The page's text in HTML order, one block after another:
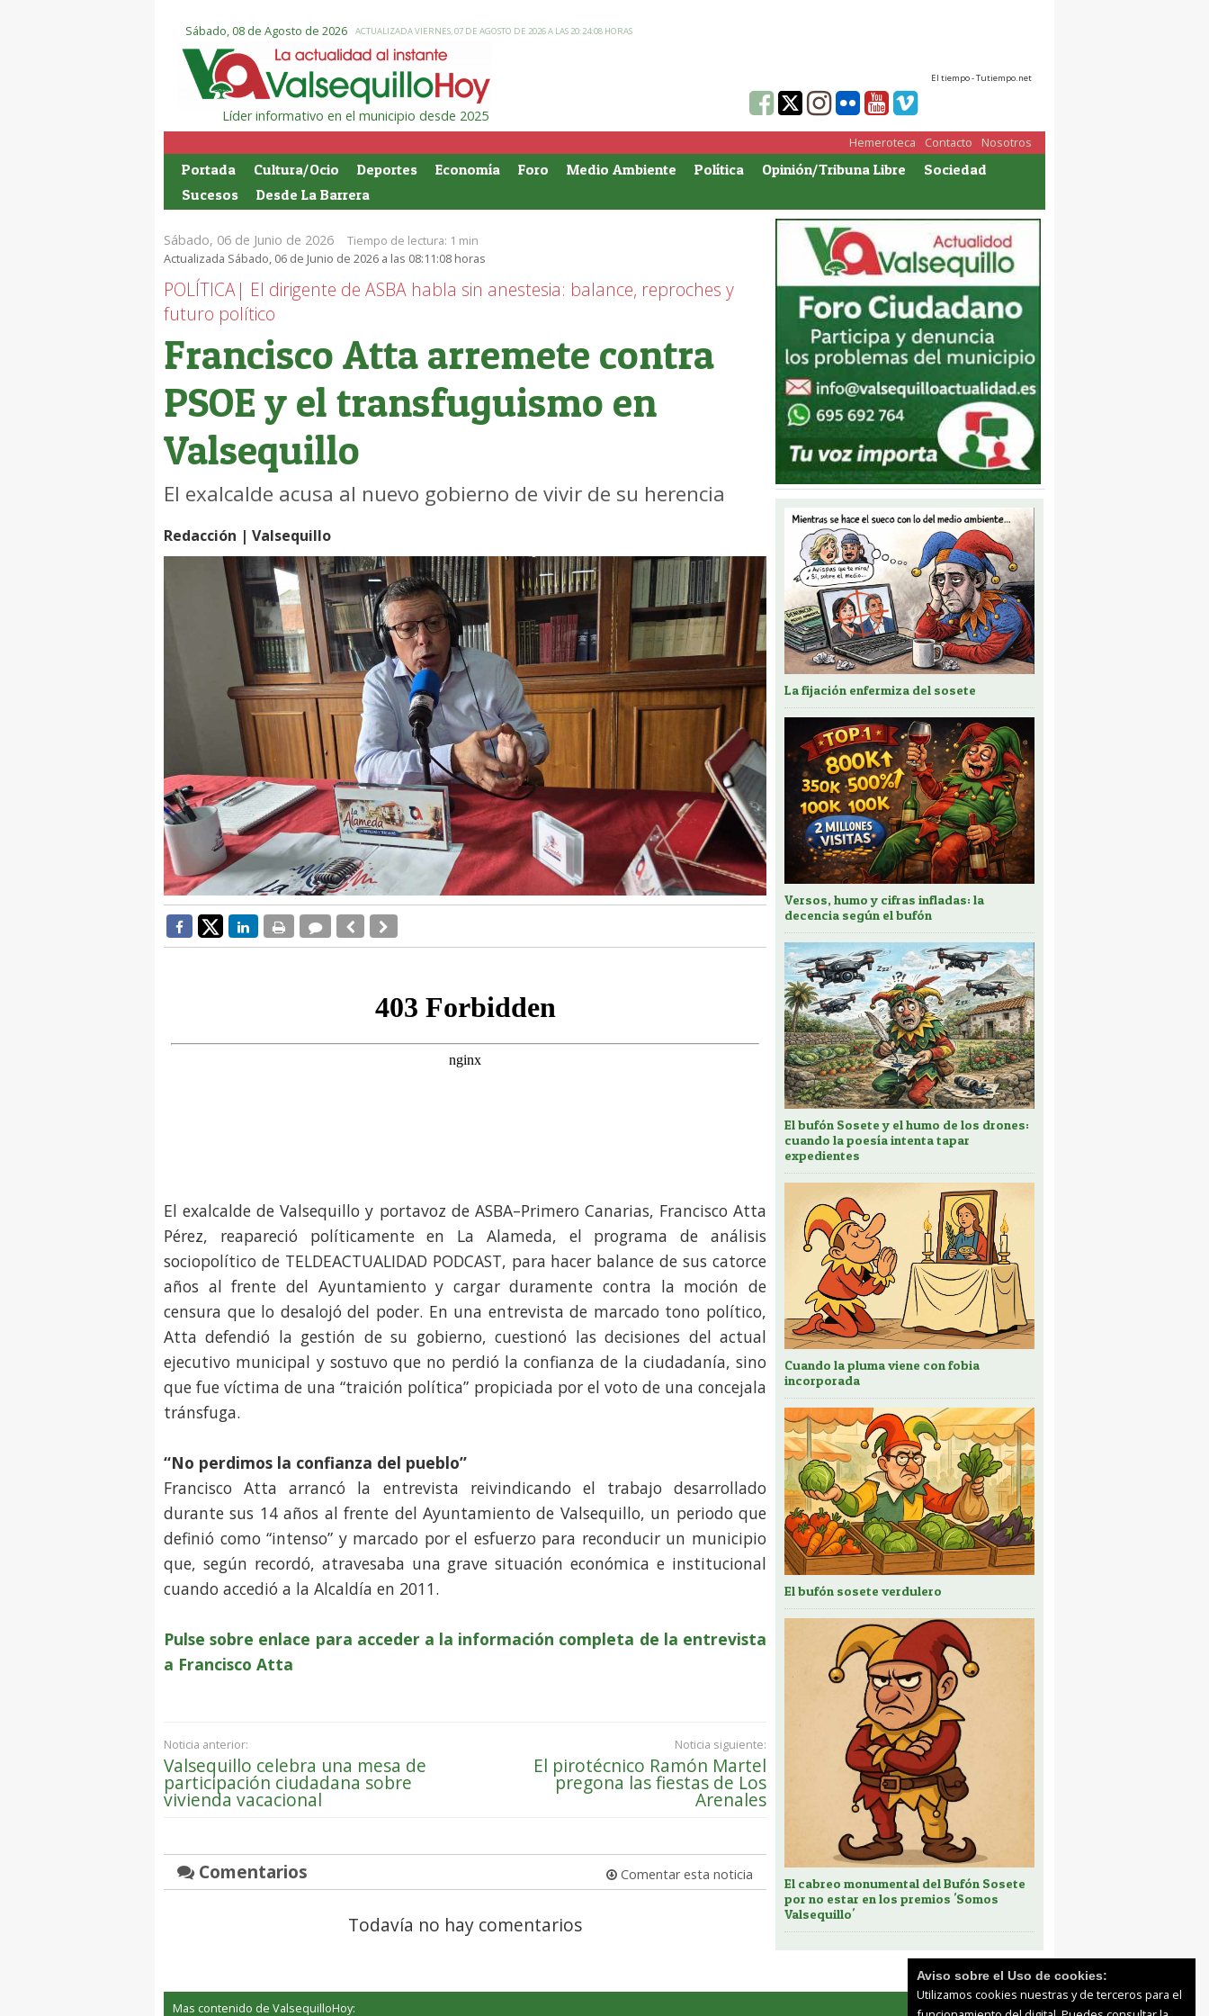
Sábado, 08 de Agosto de 2026 ACTUALIZADA VIERNES, 07 DE AGOSTO DE 2026 A LAS 20:24:08 HORAS
Líder informativo en el municipio desde 2025
El tiempo - Tutiempo.net
Nosotros
Contacto
Hemeroteca
Portada Cultura/Ocio Deportes Economía Foro Medio Ambiente Política Opinión/Tribuna Libre
Sociedad
Sucesos
Desde La Barrera
Sábado, 06 de Junio de 2026 Tiempo de lectura: 1 min
Actualizada Sábado, 06 de Junio de 2026 a las 08:11:08 horas
POLÍTICA| El dirigente de ASBA habla sin anestesia: balance, reproches y
futuro político
Francisco Atta arremete contra
PSOE y el transfuguismo en
Valsequillo
El exalcalde acusa al nuevo gobierno de vivir de su herencia
Redacción | Valsequillo
El exalcalde de Valsequillo y portavoz de ASBA–Primero Canarias, Francisco Atta
Pérez, reapareció políticamente en La Alameda, el programa de análisis
sociopolítico de TELDEACTUALIDAD PODCAST, para hacer balance de sus catorce
años al frente del Ayuntamiento y cargar duramente contra la moción de
censura que lo desalojó del poder. En una entrevista de marcado tono político,
Atta defendió la gestión de su gobierno, cuestionó las decisiones del actual
ejecutivo municipal y sostuvo que no perdió la confianza de la ciudadanía, sino
que fue víctima de una “traición política” propiciada por el voto de una concejala
tránsfuga.
“No perdimos la confianza del pueblo”
Francisco Atta arrancó la entrevista reivindicando el trabajo desarrollado
durante sus 14 años al frente del Ayuntamiento de Valsequillo, un periodo que
definió como “intenso” y marcado por el esfuerzo para reconducir un municipio
que, según recordó, atravesaba una grave situación económica e institucional
cuando accedió a la Alcaldía en 2011.
Pulse sobre enlace para acceder a la información completa de la entrevista
a Francisco Atta
Noticia anterior:
Valsequillo celebra una mesa de
participación ciudadana sobre
vivienda vacacional
Noticia siguiente:
El pirotécnico Ramón Martel
pregona las fiestas de Los
Arenales
Comentarios Comentar esta noticia
Todavía no hay comentarios
La fijación enfermiza del sosete
Versos, humo y cifras infladas: la
decencia según el bufón
El bufón Sosete y el humo de los drones:
cuando la poesía intenta tapar
expedientes
Cuando la pluma viene con fobia
incorporada
El bufón sosete verdulero
El cabreo monumental del Bufón Sosete
por no estar en los premios 'Somos
Valsequillo'
Mas contenido de ValsequilloHoy:
Aviso sobre el Uso de cookies:
Utilizamos cookies nuestras y de terceros para el